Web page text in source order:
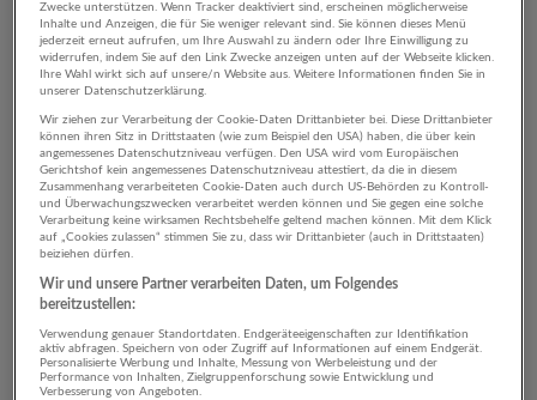
1 Rechtswesen Bau
Unternehmen
Zwecke unterstützen. Wenn Tracker deaktiviert sind, erscheinen möglicherweise
Inhalte und Anzeigen, die für Sie weniger relevant sind. Sie können dieses Menü
jederzeit erneut aufrufen, um Ihre Auswahl zu ändern oder Ihre Einwilligung zu
widerrufen, indem Sie auf den Link Zwecke anzeigen unten auf der Webseite klicken.
Ihre Wahl wirkt sich auf unsere/n Website aus. Weitere Informationen finden Sie in
unserer Datenschutzerklärung.
Wir ziehen zur Verarbeitung der Cookie-Daten Drittanbieter bei. Diese Drittanbieter
können ihren Sitz in Drittstaaten (wie zum Beispiel den USA) haben, die über kein
angemessenes Datenschutzniveau verfügen. Den USA wird vom Europäischen
Gerichtshof kein angemessenes Datenschutzniveau attestiert, da die in diesem
Zusammenhang verarbeiteten Cookie-Daten auch durch US-Behörden zu Kontroll-
und Überwachungszwecken verarbeitet werden können und Sie gegen eine solche
Verarbeitung keine wirksamen Rechtsbehelfe geltend machen können. Mit dem Klick
auf „Cookies zulassen“ stimmen Sie zu, dass wir Drittanbieter (auch in Drittstaaten)
beiziehen dürfen.
Wir und unsere Partner verarbeiten Daten, um Folgendes
bereitzustellen:
Verwendung genauer Standortdaten. Endgeräteeigenschaften zur Identifikation
aktiv abfragen. Speichern von oder Zugriff auf Informationen auf einem Endgerät.
Personalisierte Werbung und Inhalte, Messung von Werbeleistung und der
Performance von Inhalten, Zielgruppenforschung sowie Entwicklung und
Verbesserung von Angeboten.